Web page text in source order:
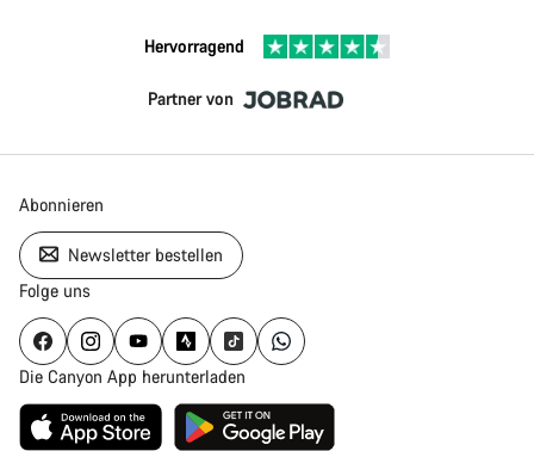
Hervorragend
Partner von
Abonnieren
Newsletter bestellen
Folge uns
Die Canyon App herunterladen